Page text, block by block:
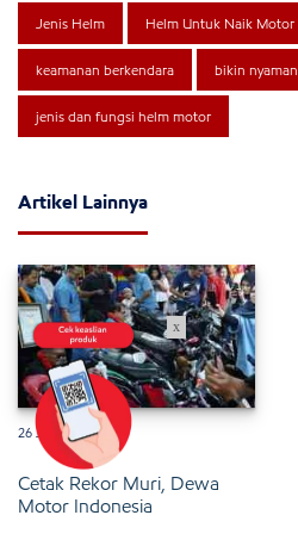
Jenis Helm Helm Untuk Naik Motor
keamanan berkendara bikin nyaman
jenis dan fungsi helm motor
Artikel Lainnya
26 Januari 2025
Cetak Rekor Muri, Dewa
Motor Indonesia
x